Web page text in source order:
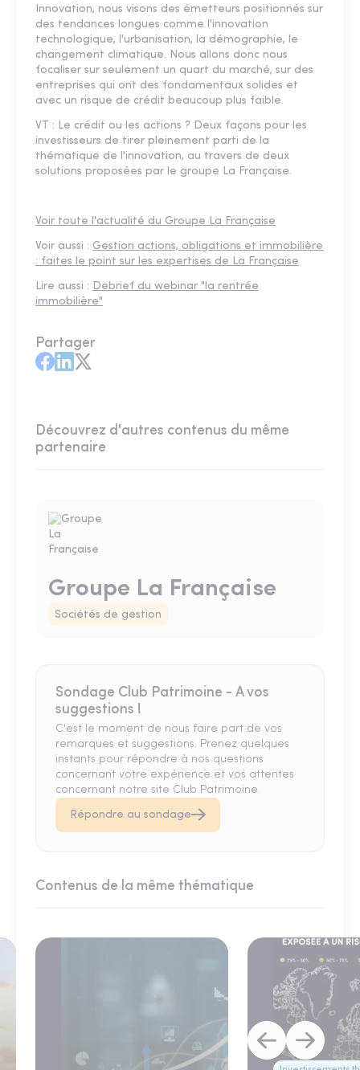
Innovation, nous visons des émetteurs positionnés sur
des tendances longues comme l'innovation
technologique, l'urbanisation, la démographie, le
changement climatique. Nous allons donc nous
focaliser sur seulement un quart du marché, sur des
entreprises qui ont des fondamentaux solides et
avec un risque de crédit beaucoup plus faible.
VT : Le crédit ou les actions ? Deux façons pour les
investisseurs de tirer pleinement parti de la
thématique de l'innovation, au travers de deux
solutions proposées par le groupe La Française.
Voir toute l'actualité du Groupe La Française
Voir aussi : Gestion actions, obligations et immobilière
: faites le point sur les expertises de La Française
Lire aussi : Debrief du webinar "la rentrée
immobilière"
Partager
Découvrez d'autres contenus du même
partenaire
Groupe La Française
Sociétés de gestion
Sondage Club Patrimoine - A vos
suggestions !
C'est le moment de nous faire part de vos
remarques et suggestions. Prenez quelques
instants pour répondre à nos questions
concernant votre expérience et vos attentes
concernant notre site Club Patrimoine.
Répondre au sondage
Contenus de la même thématique